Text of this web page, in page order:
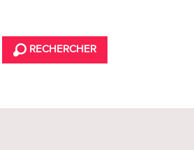
RECHERCHER